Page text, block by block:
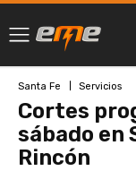
Santa Fe Servicios
Cortes
sábado en
Rincón